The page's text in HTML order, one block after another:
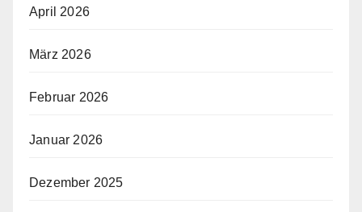
April 2026
März 2026
Februar 2026
Januar 2026
Dezember 2025